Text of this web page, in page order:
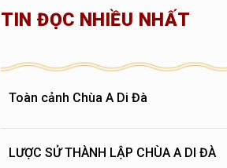
TIN ĐỌC NHIỀU NHẤT
Toàn cảnh Chùa A Di Đà
LƯỢC SỬ THÀNH LẬP CHÙA A DI ĐÀ